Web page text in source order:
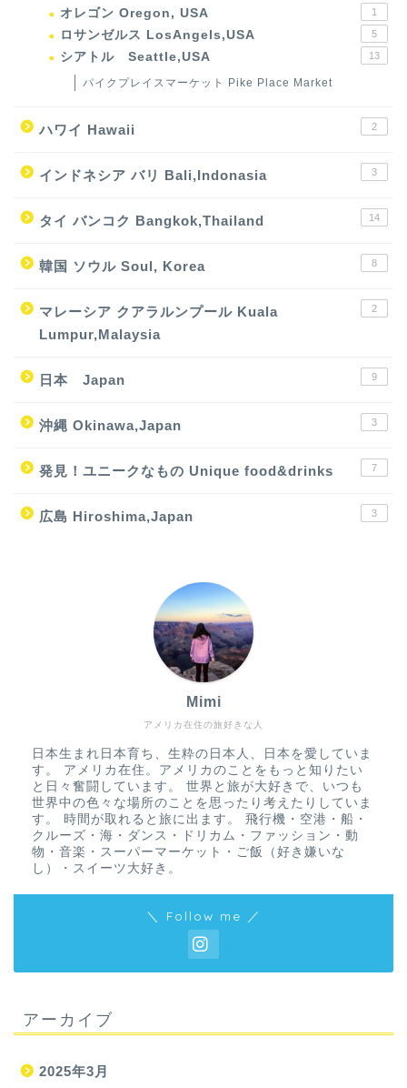
オレゴン Oregon, USA 1
ロサンゼルス LosAngels,USA 5
シアトル Seattle,USA 13
パイクプレイスマーケット Pike Place Market
ハワイ Hawaii 2
インドネシア バリ Bali,Indonasia 3
タイ バンコク Bangkok,Thailand 14
韓国 ソウル Soul, Korea 8
マレーシア クアラルンプール Kuala
Lumpur,Malaysia
2
日本 Japan 9
沖縄 Okinawa,Japan 3
発見！ユニークなもの Unique food&drinks 7
広島 Hiroshima,Japan 3
アメリカ在住の旅好きな人
Mimi
日本生まれ日本育ち、生粋の日本人、日本を愛していま
す。 アメリカ在住。アメリカのことをもっと知りたい
と日々奮闘しています。 世界と旅が大好きで、いつも
世界中の色々な場所のことを思ったり考えたりしていま
す。 時間が取れると旅に出ます。 飛行機・空港・船・
クルーズ・海・ダンス・ドリカム・ファッション・動
物・音楽・スーパーマーケット・ご飯（好き嫌いな
し）・スイーツ大好き。
＼ Follow me ／
アーカイブ
2025年3月